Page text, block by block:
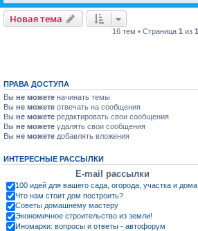
Новая тема
16 тем • Страница 1 из 1
ПРАВА ДОСТУПА
Вы не можете начинать темы
Вы не можете отвечать на сообщения
Вы не можете редактировать свои сообщения
Вы не можете удалять свои сообщения
Вы не можете добавлять вложения
ИНТЕРЕСНЫЕ РАССЫЛКИ
E-mail рассылки
100 идей для вашего сада, огорода, участка и дома
Что нам стоит дом построить?
Советы домашнему мастеру
Экономичное строительство из земли!
Иномарки: вопросы и ответы - автофорум